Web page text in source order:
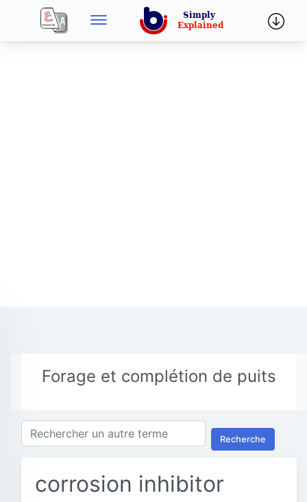
Forage et complétion de puits
Recherche
corrosion inhibitor